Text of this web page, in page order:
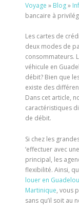
Voyage » Blog»
bancaire à
Les cartes de
deux modes de
consommateurs.
véhicule en
débit? Bien que
existe des
Dans cet article,
caractéristiques
de débit.
Si chez les
‘effectuer avec
principal, les
flexibilité. Ainsi,
louer en
Martinique, vous
sans qu’il soit au